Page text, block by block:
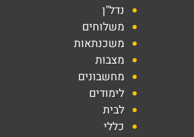
נדל"ן
משלוחים
משכנתאות
מצבות
מחשבונים
לימודים
לבית
כללי